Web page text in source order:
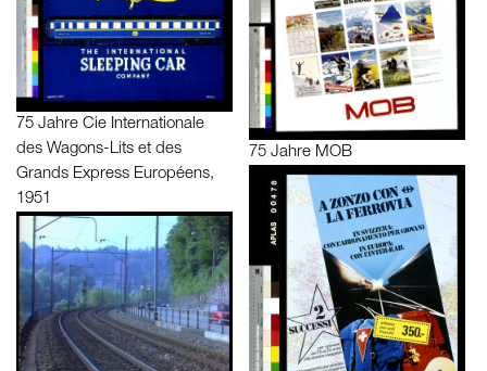
75 Jahre Cie Internationale
des Wagons-Lits et des
Grands Express Européens,
1951
75 Jahre MOB